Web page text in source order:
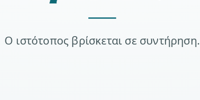
Ο ιστότοπος βρίσκεται σε συντήρηση.